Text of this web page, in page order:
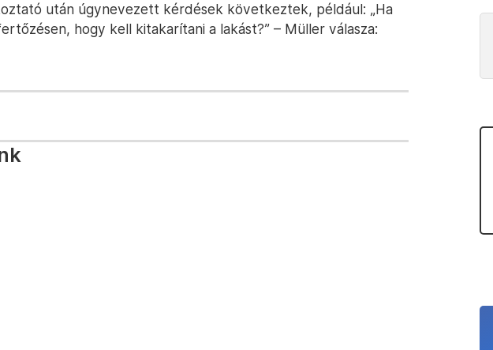
után úgynevezett kérdések következtek, például: „Ha
hogy kell kitakarítani a lakást?” – Müller válasza: